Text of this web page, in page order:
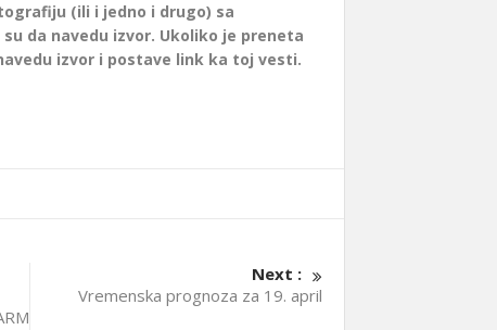
(ili i jedno i drugo) sa
su da navedu izvor. Ukoliko je preneta
izvor i postave link ka toj vesti.
Next :
Vremenska prognoza za 19. april